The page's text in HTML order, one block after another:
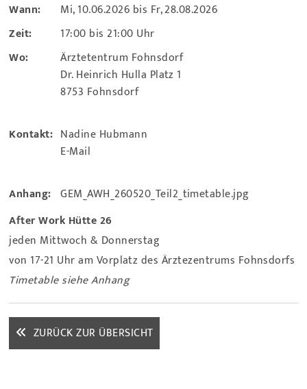
Wann:
Mi, 10.06.2026 bis Fr, 28.08.2026
Zeit:
17:00 bis 21:00 Uhr
Wo:
Ärztetentrum Fohnsdorf
Dr. Heinrich Hulla Platz 1
8753 Fohnsdorf
Kontakt: Nadine Hubmann
E-Mail
Anhang: GEM_AWH_260520_Teil2_timetable.jpg
After Work Hütte 26
jeden Mittwoch & Donnerstag
von 17-21 Uhr am Vorplatz des Ärztezentrums Fohnsdorfs
Timetable siehe Anhang
ZURÜCK ZUR ÜBERSICHT